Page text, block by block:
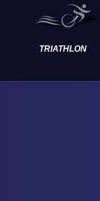
TRIATHLON